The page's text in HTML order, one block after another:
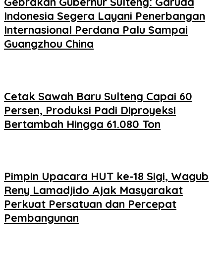
Indonesia Segera Layani Penerbangan
Internasional Perdana Palu Sampai
Guangzhou China
Cetak Sawah Baru Sulteng Capai 60
Persen, Produksi Padi Diproyeksi
Bertambah Hingga 61.080 Ton
Pimpin Upacara HUT ke-18 Sigi, Wagub
Reny Lamadjido Ajak Masyarakat
Perkuat Persatuan dan Percepat
Pembangunan